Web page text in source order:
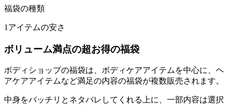
福袋の種類
1アイテムの安さ
ボリューム満点の超お得の福袋
ボディショップの福袋は、ボディケアアイテムを中心に、ヘ
アケアアイテムなど満足の内容の福袋が複数販売されます。
中身をバッチリとネタバレしてくれる上に、一部内容は選択